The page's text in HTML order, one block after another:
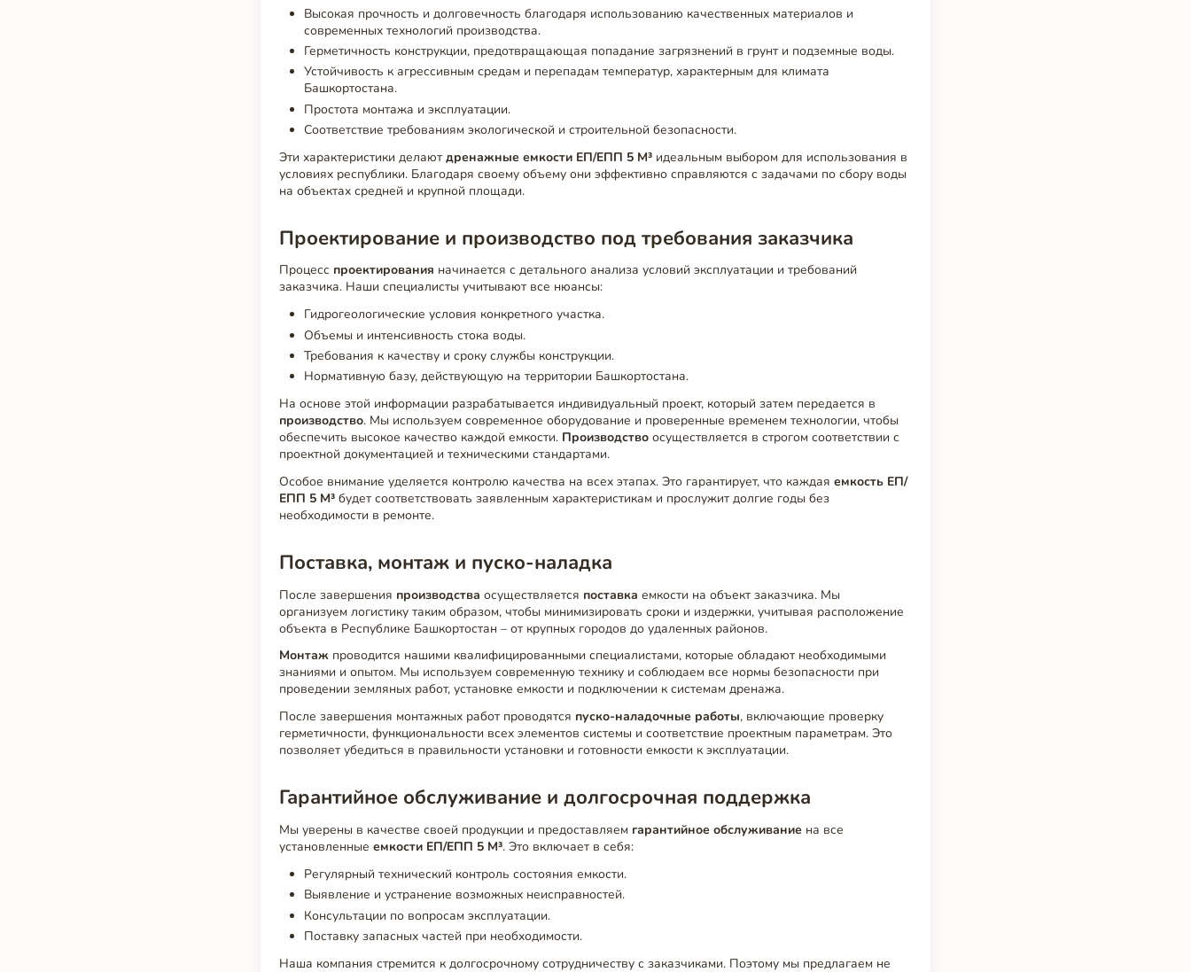
Высокая прочность и долговечность благодаря использованию качественных материалов и
современных технологий производства.
Герметичность конструкции, предотвращающая попадание загрязнений в грунт и подземные воды.
Устойчивость к агрессивным средам и перепадам температур, характерным для климата
Башкортостана.
Простота монтажа и эксплуатации.
Соответствие требованиям экологической и строительной безопасности.
Эти характеристики делаютдренажные емкости ЕП/ЕПП 5 М³ идеальным выбором для использования в
условиях республики. Благодаря своему объему они эффективно справляются с задачами по сбору воды
на объектах средней и крупной площади.
Проектирование и производство под требования заказчика
Процесс проектирования начинается с детального анализа условий эксплуатации и требований
заказчика. Наши специалисты учитывают все нюансы:
Гидрогеологические условия конкретного участка.
Объемы и интенсивность стока воды.
Требования к качеству и сроку службы конструкции.
Нормативную базу, действующую на территории Башкортостана.
На основе этой информации разрабатывается индивидуальный проект, который затем передается в
производство. Мы используем современное оборудование и проверенные временем технологии, чтобы
обеспечить высокое качество каждой емкости. Производство осуществляется в строгом соответствии с
проектной документацией и техническими стандартами.
Особое внимание уделяется контролю качества на всех этапах. Это гарантирует, что каждаяемкость ЕП/
ЕПП 5 М³ будет соответствовать заявленным характеристикам и прослужит долгие годы без
необходимости в ремонте.
Поставка, монтаж и пуско-наладка
После завершения производства осуществляется поставка емкости на объект заказчика. Мы
организуем логистику таким образом, чтобы минимизировать сроки и издержки, учитывая расположение
объекта в Республике Башкортостан – от крупных городов до удаленных районов.
Монтаж проводится нашими квалифицированными специалистами, которые обладают необходимыми
знаниями и опытом. Мы используем современную технику и соблюдаем все нормы безопасности при
проведении земляных работ, установке емкости и подключении к системам дренажа.
После завершения монтажных работ проводятся пуско-наладочные работы, включающие проверку
герметичности, функциональности всех элементов системы и соответствие проектным параметрам. Это
позволяет убедиться в правильности установки и готовности емкости к эксплуатации.
Гарантийное обслуживание и долгосрочная поддержка
Мы уверены в качестве своей продукции и предоставляем гарантийное обслуживание на все
установленныеемкости ЕП/ЕПП 5 М³. Это включает в себя:
Регулярный технический контроль состояния емкости.
Выявление и устранение возможных неисправностей.
Консультации по вопросам эксплуатации.
Поставку запасных частей при необходимости.
Наша компания стремится к долгосрочному сотрудничеству с заказчиками. Поэтому мы предлагаем не